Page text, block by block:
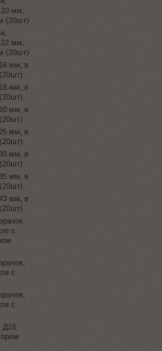
мм,
(20шт)
мм,
(20шт)
мм, в
мм, в
мм, в
мм, в
мм, в
мм, в
мм, в
с
с
с
Д16